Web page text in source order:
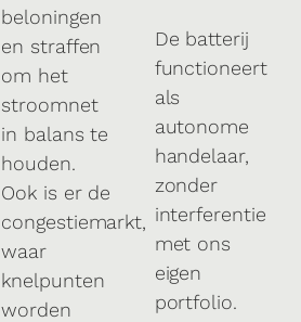
beloningen
en straffen
om het
stroomnet
in balans te
houden.
Ook is er de
congestiemarkt,
waar
knelpunten
worden
De batterij
functioneert
als
autonome
handelaar,
zonder
interferentie
met ons
eigen
portfolio.